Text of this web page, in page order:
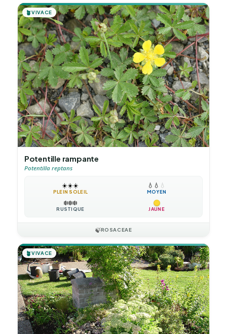
🪴VIVACE
Potentille rampante
Potentilla reptans
☀️☀️☀️
PLEIN SOLEIL
💧 💧 💧
MOYEN
❄️❄️❄️
RUSTIQUE JAUNE
🍃ROSACEAE
🪴VIVACE